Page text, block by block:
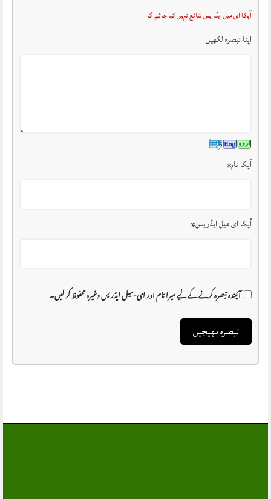
آپکا ای میل ایڈریس شائع نہیں کیا جائے گا
اپنا تبصرہ لکھیں
آپکا نام*
آپکا ای میل ایڈریس*
آئیندہ تبصرہ کرنے کے لیے میرا نام اور ای-میل ایڈریس وغیرہ محفوظ کر لیں۔